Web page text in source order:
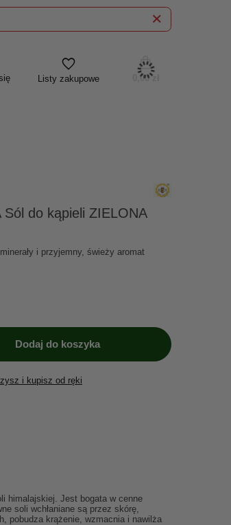
Listy zakupowe 0,00 zł
do kąpieli ZIELONA
i przyjemny, świeży aromat
Dodaj do koszyka
i kupisz od ręki
himalajskiej. Jest bogata w cenne
soli wchłaniane są przez skórę,
pobudza krążenie, wzmacnia i nawilża